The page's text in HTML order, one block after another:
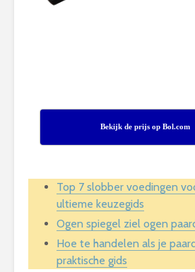
Bekijk de prijs op Bol.com
Top 7 slobber voedingen
ultieme keuzegids
Ogen spiegel ziel ogen
Hoe te handelen als je
praktische gids